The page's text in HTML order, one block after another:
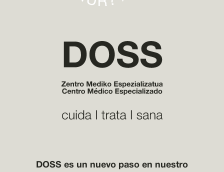
DOSS es un nuevo paso en nuestro